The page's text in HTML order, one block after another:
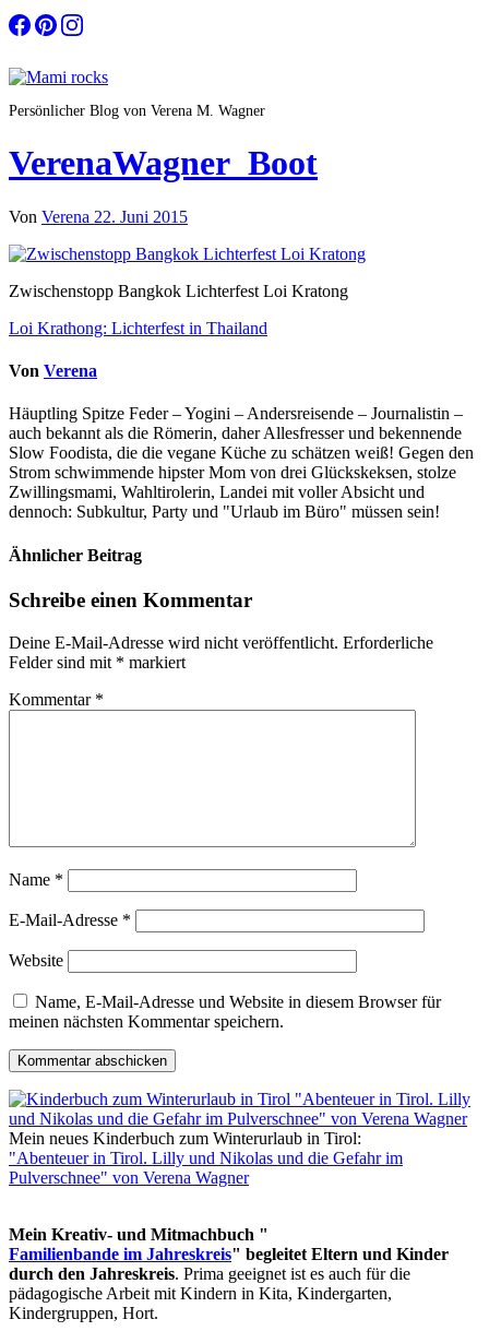
Zum
Inhalt
Persönlicher Blog von Verena M. Wagner
VerenaWagner_Boot
Von Verena 22. Juni 2015
Zwischenstopp Bangkok Lichterfest Loi Kratong
Beitragsnavigation
Loi Krathong: Lichterfest in Thailand
Von Verena
Häuptling Spitze Feder – Yogini – Andersreisende – Journalistin –
auch bekannt als die Römerin, daher Allesfresser und bekennende
Slow Foodista, die die vegane Küche zu schätzen weiß! Gegen den
Strom schwimmende hipster Mom von drei Glückskeksen, stolze
Zwillingsmami, Wahltirolerin, Landei mit voller Absicht und
dennoch: Subkultur, Party und "Urlaub im Büro" müssen sein!
Ähnlicher Beitrag
Schreibe einen Kommentar
Deine E-Mail-Adresse wird nicht veröffentlicht. Erforderliche
Felder sind mit * markiert
Kommentar *
Name *
E-Mail-Adresse *
Website
Name, E-Mail-Adresse und Website in diesem Browser für
meinen nächsten Kommentar speichern.
Mein neues Kinderbuch zum Winterurlaub in Tirol:
"Abenteuer in Tirol. Lilly und Nikolas und die Gefahr im
Pulverschnee" von Verena Wagner
Mein Kreativ- und Mitmachbuch "
Familienbande im Jahreskreis" begleitet Eltern und Kinder
durch den Jahreskreis. Prima geeignet ist es auch für die
pädagogische Arbeit mit Kindern in Kita, Kindergarten,
Kindergruppen, Hort.